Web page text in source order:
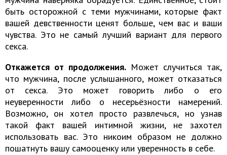
быть осторожной с теми мужчинами, которые факт
вашей девственности ценят больше, чем вас и ваши
чувства. Это не самый лучший вариант для первого
секса.
Откажется от продолжения. Может случиться так,
что мужчина, после услышанного, может отказаться
от секса. Это может говорить либо о его
неуверенности либо о несерьёзности намерений.
Возможно, он хотел просто развлечься, но узнав
такой факт вашей интимной жизни, не захотел
использовать вас. Это никоим образом не должно
пошатнуть вашу самооценку или уверенность в себе.